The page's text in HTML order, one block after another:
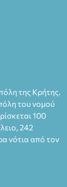
της Κρήτης.
του νομού
100
242
νότια από τον